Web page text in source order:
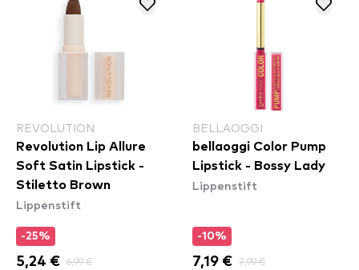
REVOLUTION
Revolution Lip Allure
Soft Satin Lipstick -
Stiletto Brown
Lippenstift
-25%
5,24 € 6,99 €
BELLAOGGI
bellaoggi Color Pump
Lipstick - Bossy Lady
Lippenstift
-10%
7,19 € 7,99 €